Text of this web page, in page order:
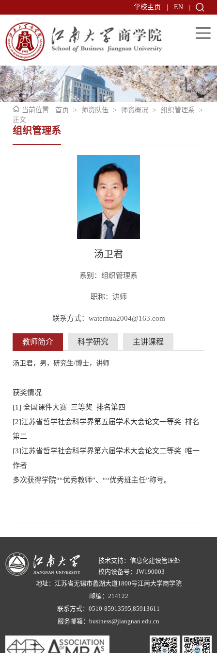
学校主页 EN
当前位置: 首页 > 师资队伍 > 师资概况 > 组织管理系
>
正文
组织管理系
汤卫君
系别：组织管理系
职称：讲师
联系方式：waterhua2004@163.com
教师简介 科学研究 主讲课程
汤卫君，男，研究生/博士，讲师
获奖情况
[1] 全国课件大赛 三等奖 排名第四
[2]江苏省哲学社会科学界第五届学术大会论文一等奖 排名
第二
[3]江苏省哲学社会科学界第六届学术大会论文二等奖 唯一
作者
多次获得学院““优秀教师”、““优秀班主任”称号。
技术支持：信息化建设管理处
校内设备号：JW190003
地址：江苏省无锡市蠡湖大道1800号江南大学商学院
邮编：214122
联系方式：0510-85913595,85913611
服务邮箱：business@jiangnan.edu.cn